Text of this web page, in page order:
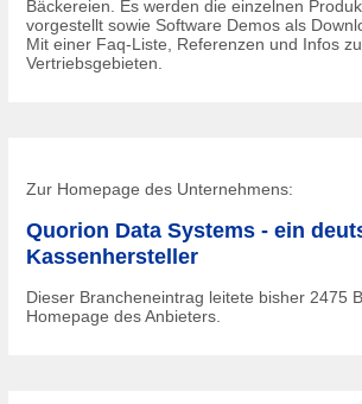
Bäckereien. Es werden die einzelnen
vorgestellt sowie Software Demos als
Mit einer Faq-Liste, Referenzen und Infos
Vertriebsgebieten.
Zur Homepage des Unternehmens:
Quorion Data Systems - ein
Kassenhersteller
Dieser Brancheneintrag leitete bisher 2475
Homepage des Anbieters.